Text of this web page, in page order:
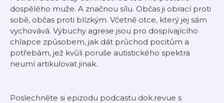
dospělého muže. A značnou sílu. Občas ji obrací proti
sobě, občas proti blízkým. Včetně otce, který jej sám
vychovává. Výbuchy agrese jsou pro dospívajícího
chlapce způsobem, jak dát průchod pocitům a
potřebám, jež kvůli poruše autistického spektra
neumí artikulovat jinak.
Poslechněte si epizodu podcastu dok.revue s